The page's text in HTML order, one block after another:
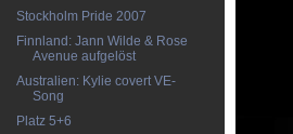
Stockholm Pride 2007
Finnland: Jann Wilde & Rose
Avenue aufgelöst
Australien: Kylie covert VE-
Song
Platz 5+6